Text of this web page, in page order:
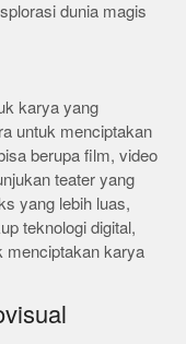
dunia magis
karya yang
untuk menciptakan
berupa film, video
teater yang
yang lebih luas,
teknologi digital,
menciptakan karya